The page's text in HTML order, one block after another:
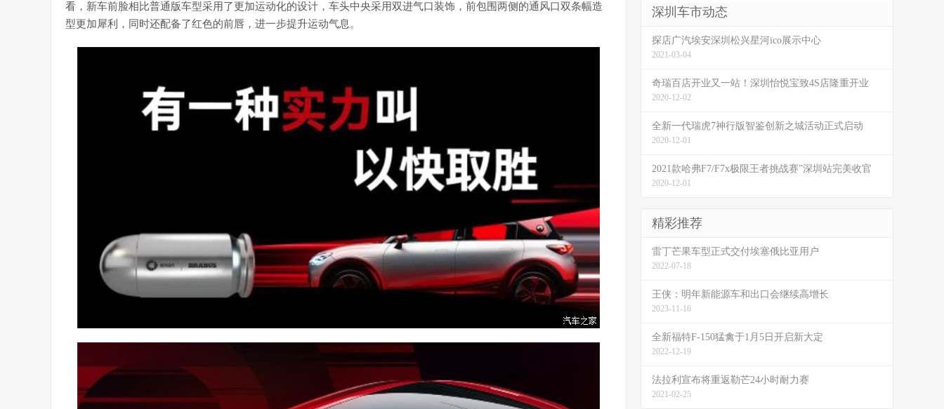
看，新车前脸相比普通版车型采用了更加运动化的设计，车头中央采用双进气口装饰，前包围两侧的通风口双条幅造
型更加犀利，同时还配备了红色的前唇，进一步提升运动气息。
深圳车市动态
探店广汽埃安深圳松兴星河ico展示中心
2021-03-04
奇瑞百店开业又一站！深圳怡悦宝致4S店隆重开业
2020-12-02
全新一代瑞虎7神行版智鉴创新之城活动正式启动
2020-12-01
2021款哈弗F7/F7x极限王者挑战赛”深圳站完美收官
2020-12-01
精彩推荐
雷丁芒果车型正式交付埃塞俄比亚用户
2022-07-18
王侠：明年新能源车和出口会继续高增长
2023-11-16
全新福特F-150猛禽于1月5日开启新大定
2022-12-19
法拉利宣布将重返勒芒24小时耐力赛
2021-02-25